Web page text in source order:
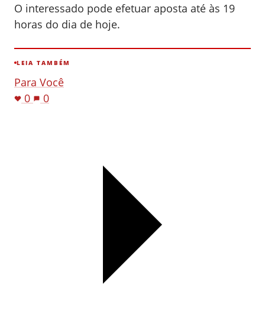
O interessado pode efetuar aposta até às 19
horas do dia de hoje.
LEIA TAMBÉM
Para Você
0
0